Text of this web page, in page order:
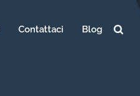
Contattaci Blog
Ricerca